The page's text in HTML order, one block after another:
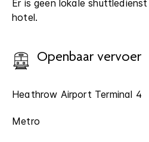
Er is geen lokale
hotel.
Openbaar vervoer
Heathrow Airport Terminal 4
Metro